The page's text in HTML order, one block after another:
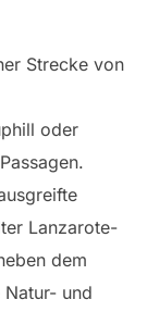
Strecke von
oder
Lanzarote-
dem
und